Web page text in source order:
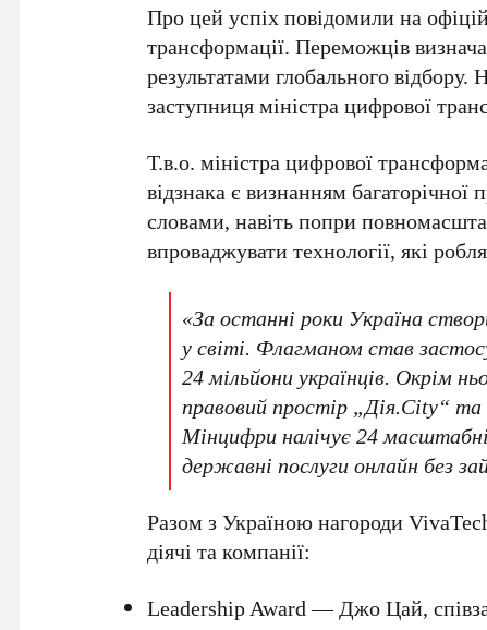
Про цей успіх повідомили на
трансформації. Переможців
результатами глобального
заступниця міністра цифрової
Т.в.о. міністра цифрової
відзнака є визнанням
словами, навіть попри
впроваджувати технології, які
«За останні роки Україна
у світі. Флагманом став
24 мільйони українців. Окрім
правовий простір „Дія.City“
Мінцифри налічує24
державні послуги онлайн без
Разом з Україною нагороди
діячі та компанії:
Leadership Award—Джо Цай,